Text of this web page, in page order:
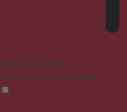
Epilepsy Safe Mode
Dims colors and stops blinking